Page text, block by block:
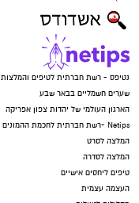
נטיפס - רשת חברתית לטיפים והמלצות
שערים חשמליים בבאר שבע
הארגון העולמי של יהדות צפון אפריקה
Netips -רשת חברתית לחכמת ההמונים
המלצה לסרט
המלצה לסדרה
טיפים ליחסים אישיים
העצמה עצמית